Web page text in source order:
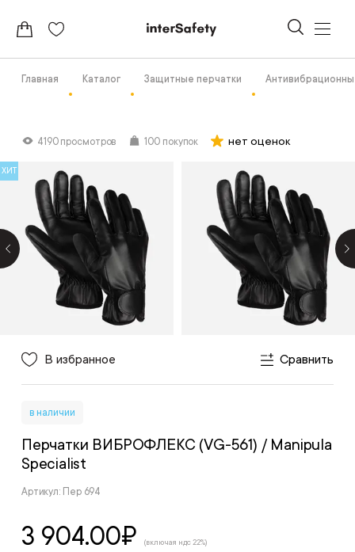
Главная Каталог Защитные перчатки
4190 просмотров 100 покупок нет оценок
ХИТ
В избранное Сравнить
в наличии
Перчатки ВИБРОФЛЕКС (VG-561) / Manipula
Specialist
Артикул: Пер 694
3 904.00₽ (включая ндс 22%)